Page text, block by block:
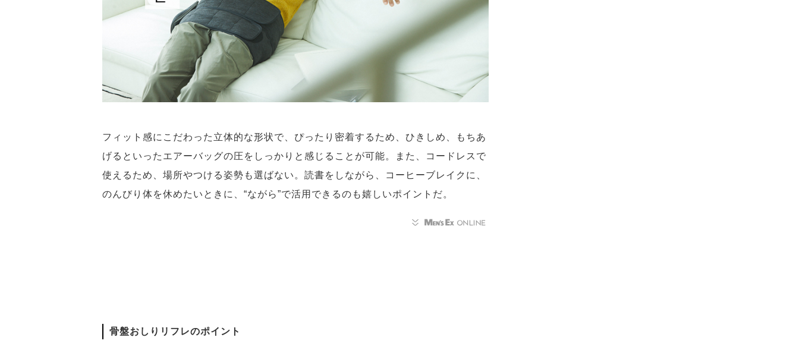
フィット感にこだわった立体的な形状で、ぴったり密着するため、ひきしめ、もちあ
げるといったエアーバッグの圧をしっかりと感じることが可能。また、コードレスで
使えるため、場所やつける姿勢も選ばない。読書をしながら、コーヒーブレイクに、
のんびり体を休めたいときに、“ながら”で活用できるのも嬉しいポイントだ。
骨盤おしりリフレのポイント